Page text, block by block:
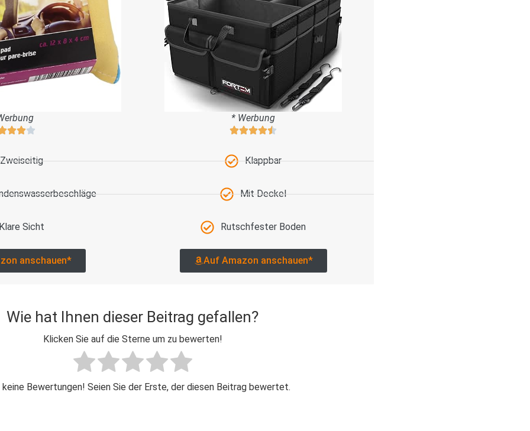
Zweiseitig
Sicht
anschauen*
* Werbung
Klappbar
Mit Deckel
Rutschfester Boden
Auf Amazon anschauen*
Wie hat Ihnen dieser Beitrag gefallen?
Klicken Sie auf die Sterne um zu bewerten!
keine Bewertungen! Seien Sie der Erste, der diesen Beitrag bewertet.